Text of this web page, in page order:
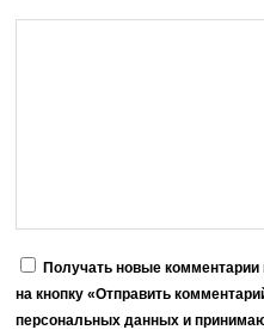
Получать новые
на кнопку «Отправить
персональных данных и